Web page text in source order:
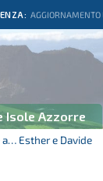
Isole Azzorre
Esther e Davide